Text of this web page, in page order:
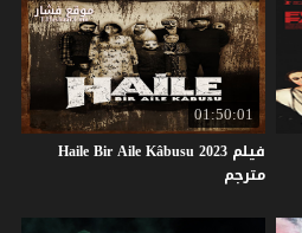
01:50:01
فيلم Haile Bir Aile Kâbusu 2023
مترجم